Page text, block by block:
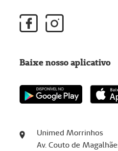
Unimed Morrinhos
Av. Couto de
Baixe nosso aplicativo